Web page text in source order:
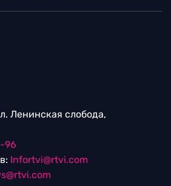
Ленинская слобода,
96
Infortvi@rtvi.com